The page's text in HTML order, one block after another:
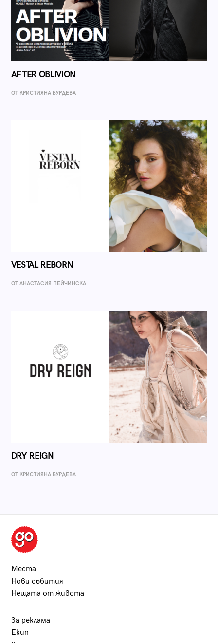
AFTER OBLIVION
ОТ КРИСТИЯНА БУРДЕВА
VESTAL REBORN
ОТ AНАСТАСИЯ ПЕЙЧИНСКА
DRY REIGN
ОТ КРИСТИЯНА БУРДЕВА
Места
Нови събития
Нещата от живота
За реклама
Екип